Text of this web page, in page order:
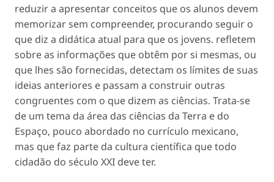
reduzir a apresentar conceitos que os alunos devem
memorizar sem compreender, procurando seguir o
que diz a didática atual para que os jovens. refletem
sobre as informações que obtêm por si mesmas, ou
que lhes são fornecidas, detectam os límites de suas
ideias anteriores e passam a construir outras
congruentes com o que dizem as ciências. Trata-se
de um tema da área das ciências da Terra e do
Espaço, pouco abordado no currículo mexicano,
mas que faz parte da cultura científica que todo
cidadão do século XXI deve ter.